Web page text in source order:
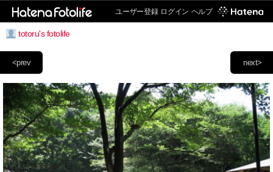
ユーザー登録 ログイン ヘルプ
totoru's fotolife
next>
<prev